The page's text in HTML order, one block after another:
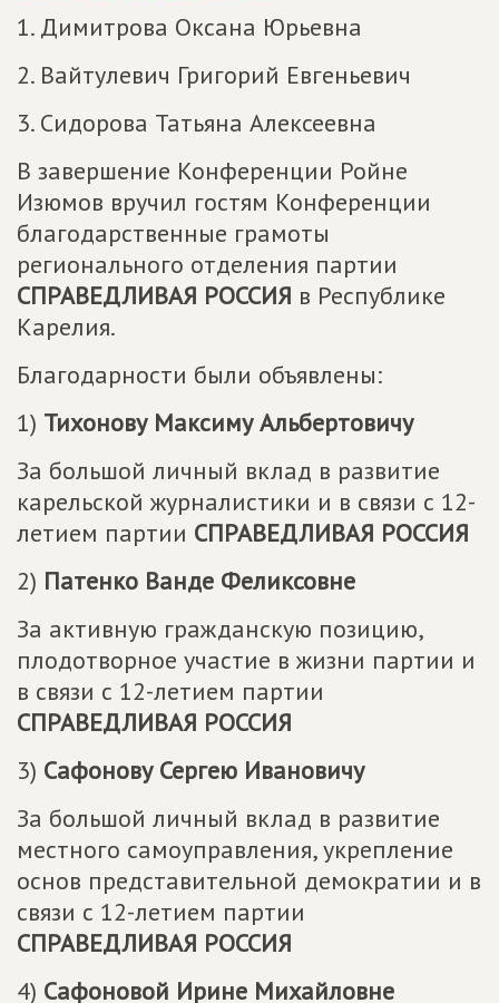
1. Димитрова Оксана Юрьевна
2. Вайтулевич Григорий Евгеньевич
3. Сидорова Татьяна Алексеевна
В завершение Конференции Ройне
Изюмов вручил гостям Конференции
благодарственные грамоты
регионального отделения партии
СПРАВЕДЛИВАЯ РОССИЯ в Республике
Карелия.
Благодарности были объявлены:
1) Тихонову Максиму Альбертовичу
За большой личный вклад в развитие
карельской журналистики и в связи с 12-
летием партии СПРАВЕДЛИВАЯ РОССИЯ
2) Патенко Ванде Феликсовне
За активную гражданскую позицию,
плодотворное участие в жизни партии и
в связи с 12-летием партии
СПРАВЕДЛИВАЯ РОССИЯ
3) Сафонову Сергею Ивановичу
За большой личный вклад в развитие
местного самоуправления, укрепление
основ представительной демократии и в
связи с 12-летием партии
СПРАВЕДЛИВАЯ РОССИЯ
4) Сафоновой Ирине Михайловне